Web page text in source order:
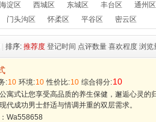
海淀区 西城区 东城区 丰台区
通州区
门头沟区 怀柔区 平谷区 密云区
排序: 推荐度 登记时间 点评数量 喜欢程度 浏览
:10 环境:10 性价比:10 综合得分:10
寓式让您享受高品质的养生保健，邂逅心灵的
代成功男士舒适与情调并重的双层需求。
Wa558658